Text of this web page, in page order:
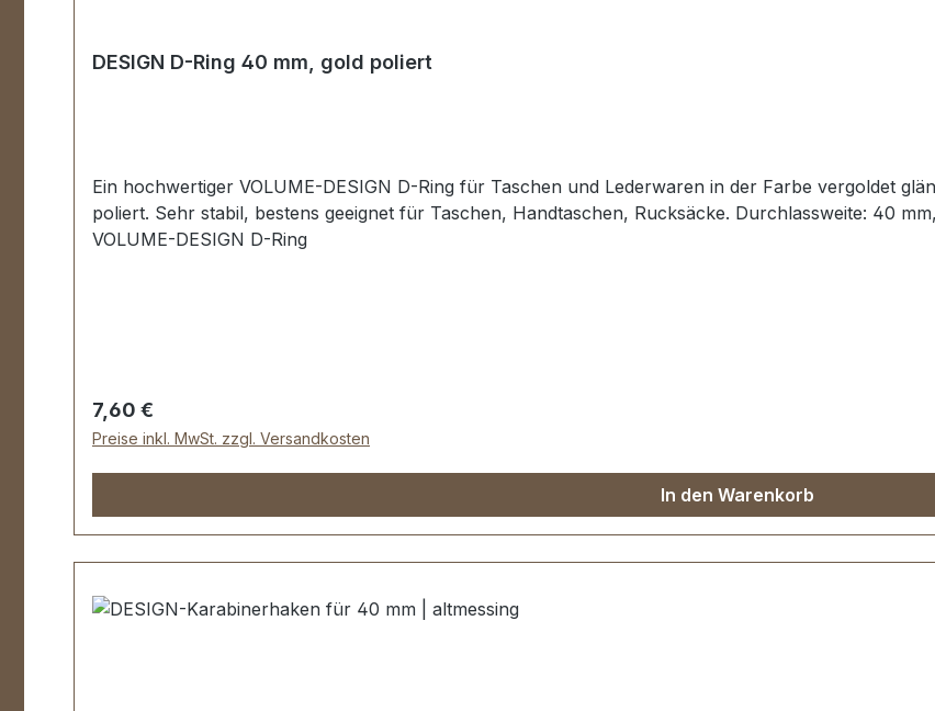
DESIGN D-Ring 40 mm, gold poliert
Ein hochwertiger VOLUME-DESIGN D-Ring für Taschen und Lederwaren in der Farbe vergoldet
poliert. Sehr stabil, bestens geeignet für Taschen, Handtaschen, Rucksäcke. Durchlassweite: 40
VOLUME-DESIGN D-Ring
Regulärer Preis:
7,60 €
Preise inkl. MwSt. zzgl. Versandkosten
In den Warenkorb